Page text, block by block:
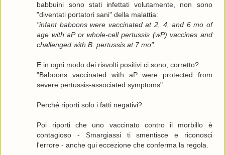
babbuini sono stati infettati volutamente, non sono
"diventati portatori sani" della malattia:
"infant baboons were vaccinated at 2, 4, and 6 mo of
age with aP or whole-cell pertussis (wP) vaccines and
challenged with B. pertussis at 7 mo".
E in ogni modo dei risvolti positivi ci sono, corretto?
"Baboons vaccinated with aP were protected from
severe pertussis-associated symptoms"
Perché riporti solo i fatti negativi?
Poi riporti che uno vaccinato contro il morbillo è
contagioso - Smargiassi ti smentisce e riconosci
l'errore - anche qui eccezione che conferma la regola.